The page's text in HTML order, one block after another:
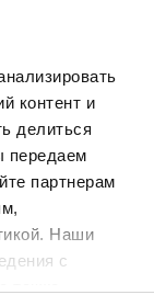
контент и
делиться
передаем
партнерам
Наши
с
ФИЛЬТРЫ